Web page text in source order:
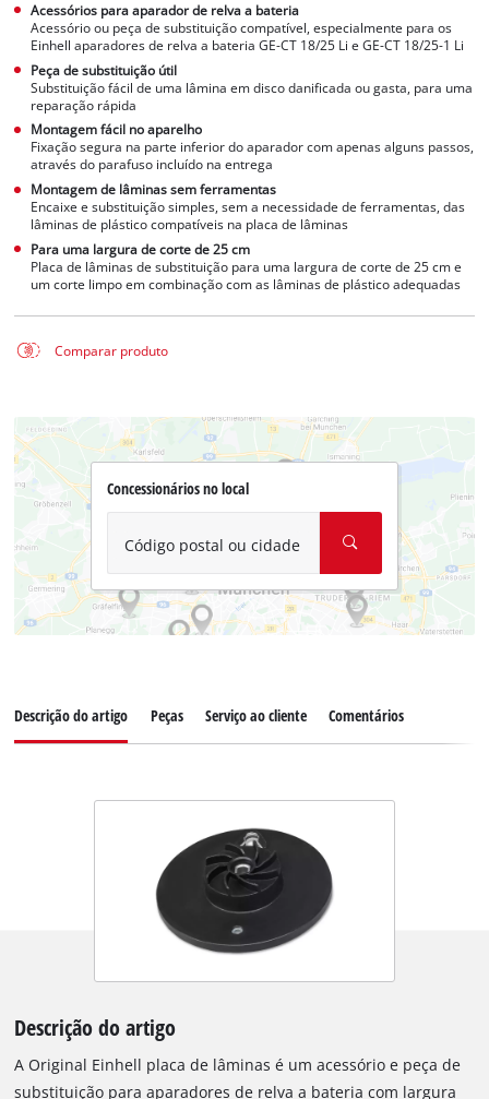
Acessórios para aparador de relva a bateria
Acessório ou peça de substituição compatível, especialmente para os
Einhell aparadores de relva a bateria GE-CT 18/25 Li e GE-CT 18/25-1 Li
Peça de substituição útil
Substituição fácil de uma lâmina em disco danificada ou gasta, para uma
reparação rápida
Montagem fácil no aparelho
Fixação segura na parte inferior do aparador com apenas alguns passos,
através do parafuso incluído na entrega
Montagem de lâminas sem ferramentas
Encaixe e substituição simples, sem a necessidade de ferramentas, das
lâminas de plástico compatíveis na placa de lâminas
Para uma largura de corte de 25 cm
Placa de lâminas de substituição para uma largura de corte de 25 cm e
um corte limpo em combinação com as lâminas de plástico adequadas
Comparar produto
Concessionários no local
Código postal ou cidade
Descrição do artigo Peças Serviço ao cliente Comentários
Descrição do artigo
A Original Einhell placa de lâminas é um acessório e peça de
substituição para aparadores de relva a bateria com largura